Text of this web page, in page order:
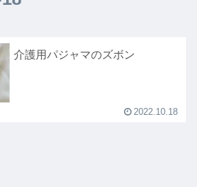
介護用パジャマのズボン
2022.10.18